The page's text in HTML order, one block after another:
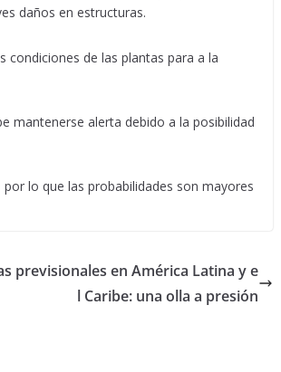
daños en estructuras.
condiciones de las plantas para a la
mantenerse alerta debido a la posibilidad
lo que las probabilidades son mayores
previsionales en América Latina y e
l Caribe: una olla a presión